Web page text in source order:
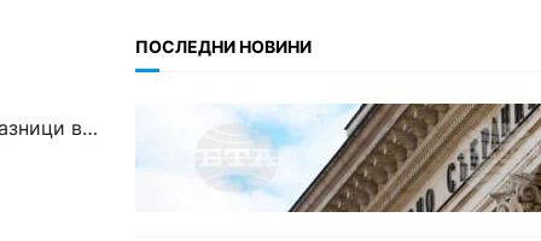
в
ПОСЛЕДНИ НОВИНИ
БЕЗ КАТЕГОРИЯ
Дрон се взриви край Кардам:
България търси отговори за
произхода му.